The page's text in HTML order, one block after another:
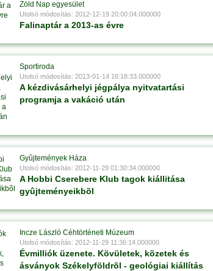
Zöld Nap egyesület
Utolsó módosítás: 2012-12-19 20:00:04.000000
Falinaptár a 2013-as évre
Sportiroda
Utolsó módosítás: 2013-01-14 16:18:33.000000
A kézdivásárhelyi jégpálya nyitvatartási
programja a vakáció után
Gyûjtemények Háza
Utolsó módosítás: 2012-11-29 01:30:34.000000
A Hobbi Cserebere Klub tagok kiállitása
gyûjteményeikbõl
Incze László Céhtörténeti Múzeum
Utolsó módosítás: 2012-11-29 11:36:14.000000
Évmilliók üzenete. Kövületek, kõzetek és
ásványok Székelyföldrõl - geológiai kiállítás